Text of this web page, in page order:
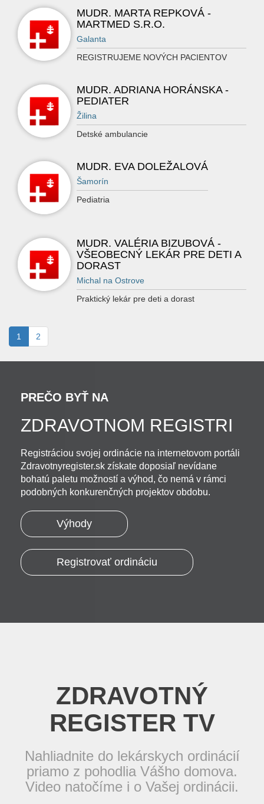
MUDR. MARTA REPKOVÁ -
MARTMED S.R.O.
Galanta
REGISTRUJEME NOVÝCH PACIENTOV
MUDR. ADRIANA HORÁNSKA -
PEDIATER
Žilina
Detské ambulancie
MUDR. EVA DOLEŽALOVÁ
Šamorín
Pediatria
MUDR. VALÉRIA BIZUBOVÁ -
VŠEOBECNÝ LEKÁR PRE DETI A
DORAST
Michal na Ostrove
Praktický lekár pre deti a dorast
1 2
PREČO BYŤ NA
ZDRAVOTNOM REGISTRI
Registráciou svojej ordinácie na internetovom portáli
Zdravotnyregister.sk získate doposiaľ nevídane
bohatú paletu možností a výhod, čo nemá v rámci
podobných konkurenčných projektov obdobu.
Výhody
Registrovať ordináciu
ZDRAVOTNÝ
REGISTER TV
Nahliadnite do lekárskych ordinácií
priamo z pohodlia Vášho domova.
Video natočíme i o Vašej ordinácii.